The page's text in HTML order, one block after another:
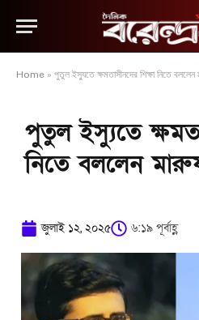
Home » পুতুল ইস্যুতে ক্ষমতাসীনদের শিক্ষা নিতে বললেন
পুতুল ইস্যুতে
নিতে বললেন
জুলাই ১২, ২০২৫ ৬:১৯ পূর্বাহ্ণ